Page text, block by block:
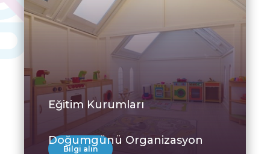
Eğitim Kurumları
Bilgi alın
Doğumgünü Organizasyon